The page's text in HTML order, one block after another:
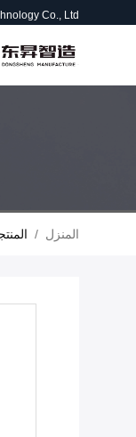
Co., Ltd
المنزل /